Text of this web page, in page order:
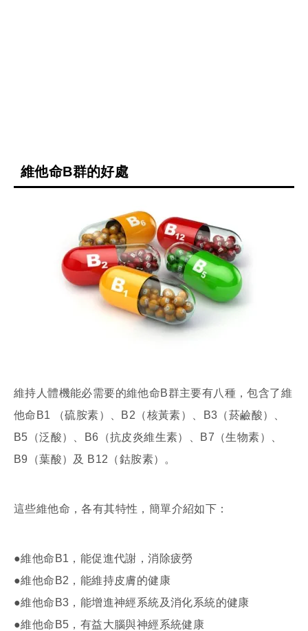
維他命B群的好處
維持人體機能必需要的維他命B群主要有八種，包含了維
他命B1 （硫胺素）、B2（核黃素）、B3（菸鹼酸）、
B5（泛酸）、B6（抗皮炎維生素）、B7（生物素）、
B9（葉酸）及 B12（鈷胺素）。
這些維他命，各有其特性，簡單介紹如下：
●維他命B1，能促進代謝，消除疲勞
●維他命B2，能維持皮膚的健康
●維他命B3，能增進神經系統及消化系統的健康
●維他命B5，有益大腦與神經系統健康